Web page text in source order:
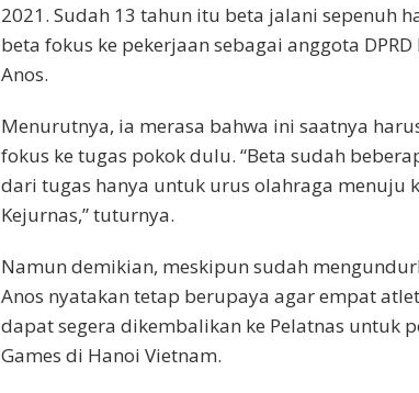
2021. Sudah 13 tahun itu beta jalani sepenuh
beta fokus ke pekerjaan sebagai anggota
Anos.
Menurutnya, ia merasa bahwa ini saatnya
fokus ke tugas pokok dulu. “Beta sudah
dari tugas hanya untuk urus olahraga menuju
Kejurnas,” tuturnya.
Namun demikian, meskipun sudah
Anos nyatakan tetap berupaya agar empat
dapat segera dikembalikan ke Pelatnas untuk
Games di Hanoi Vietnam.